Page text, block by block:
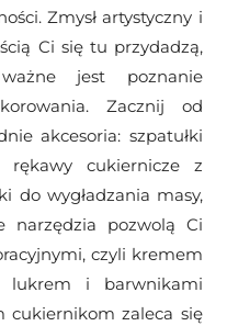
Zmysł artystyczny i
Ci się tu przydadzą,
jest poznanie
Zacznij od
akcesoria: szpatułki
rękawy cukiernicze z
do wygładzania masy,
pozwolą Ci
czyli kremem
lukrem i barwnikami
cukiernikom zaleca się